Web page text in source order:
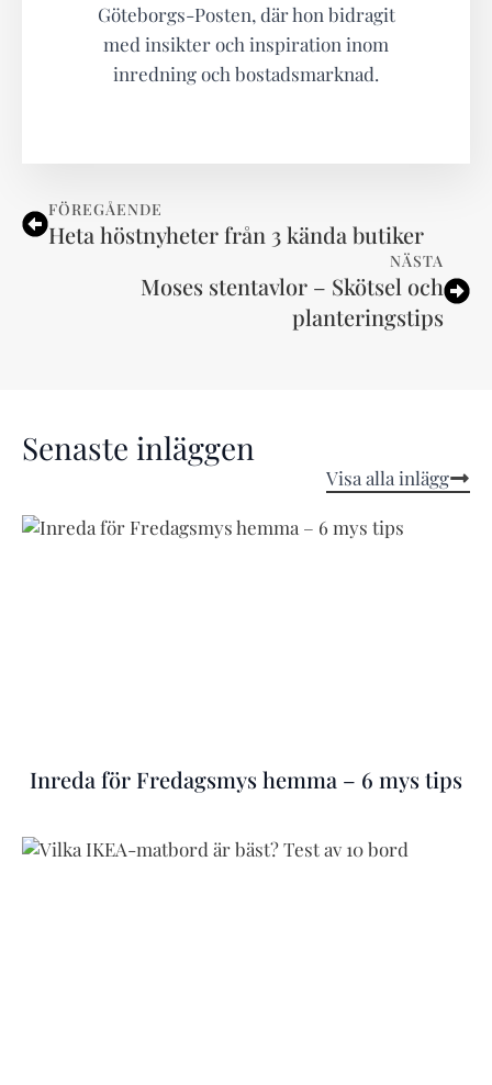
Göteborgs-Posten, där hon bidragit
med insikter och inspiration inom
inredning och bostadsmarknad.
FÖREGÅENDE
Heta höstnyheter från 3 kända butiker
NÄSTA
Moses stentavlor – Skötsel och
planteringstips
Senaste inläggen
Visa alla inlägg
Inreda för Fredagsmys hemma – 6 mys tips